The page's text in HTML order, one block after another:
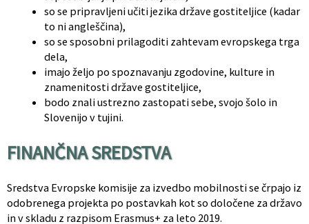
so se pripravljeni učiti jezika države gostiteljice (kadar
to ni angleščina),
so se sposobni prilagoditi zahtevam evropskega trga
dela,
imajo željo po spoznavanju zgodovine, kulture in
znamenitosti države gostiteljice,
bodo znali ustrezno zastopati sebe, svojo šolo in
Slovenijo v tujini.
FINANČNA SREDSTVA
Sredstva Evropske komisije za izvedbo mobilnosti se črpajo iz
odobrenega projekta po postavkah kot so določene za državo
in v skladu z razpisom Erasmus+ za leto 2019.